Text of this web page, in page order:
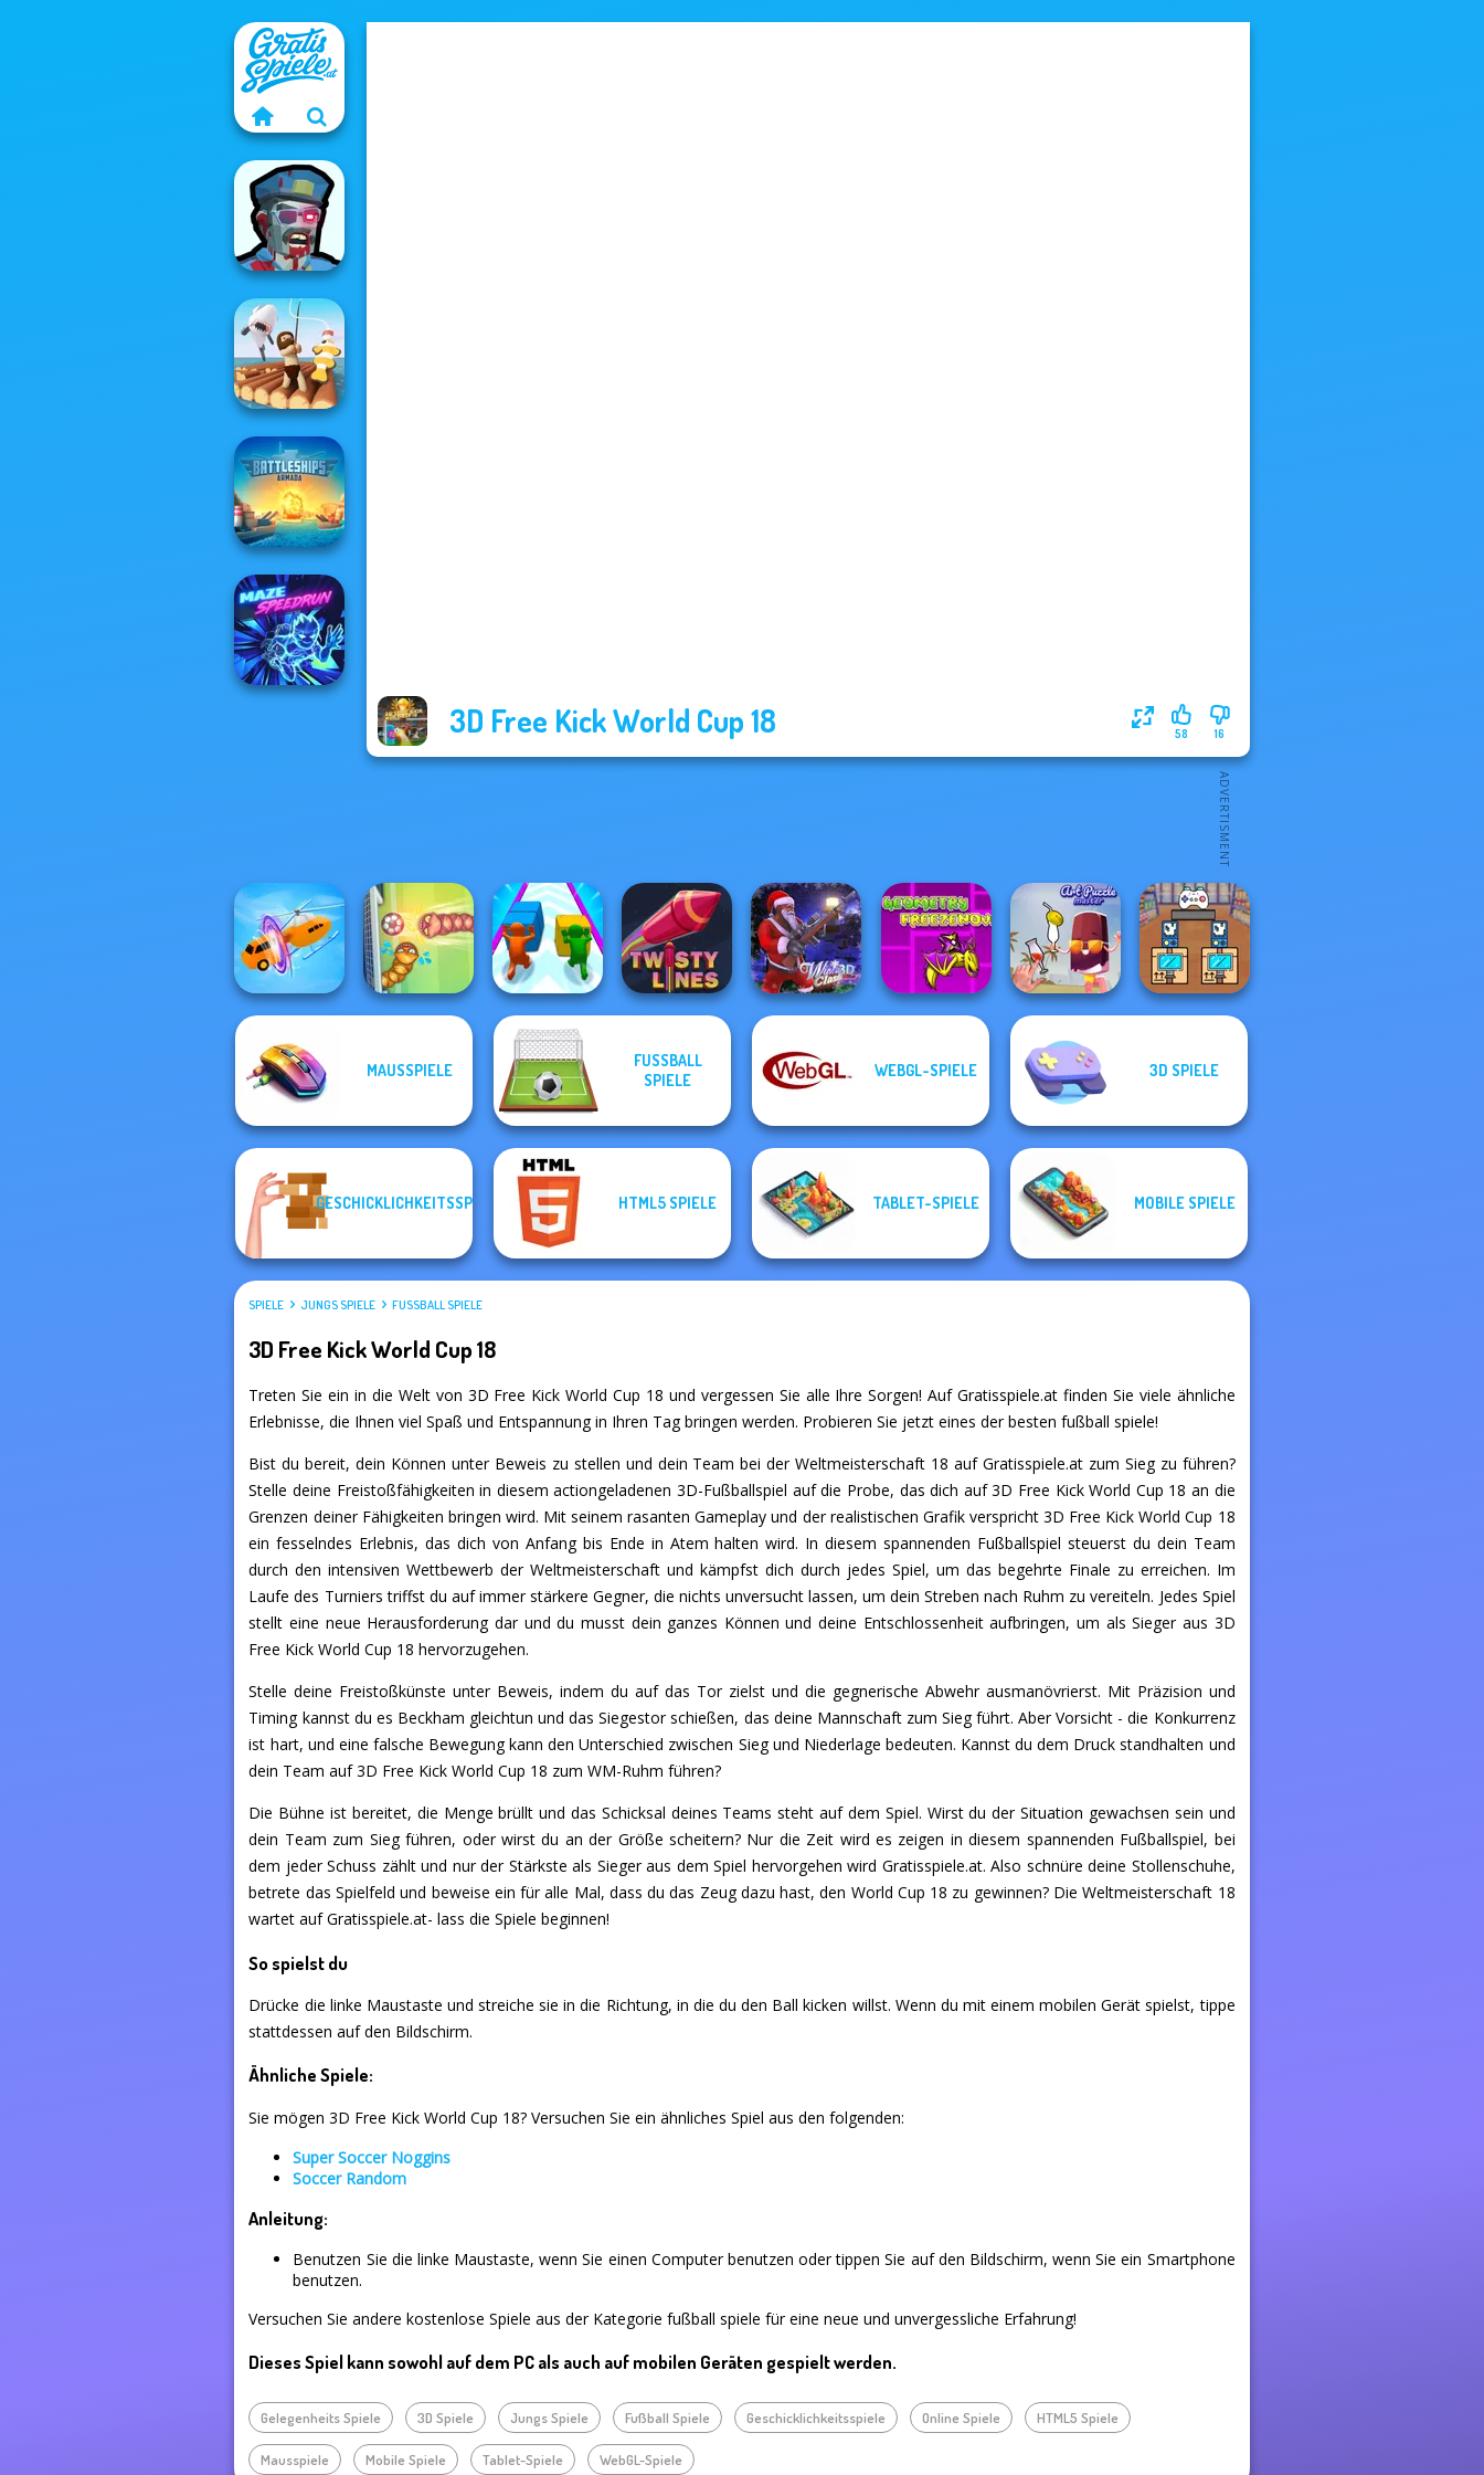
3D Free Kick World Cup 18 16
58
Zombies
Shooter
Raft Life
Battleships
Armada
Shape-shifting Push The Colors Twisty Lines Winter Clash 3D
FreezeNova
Art Puzzle Master
Black Friday
MAUSSPIELE
FUSSBALL S
PIELE
WEBGL-SPIELE 3D SPIELE
GESCHICKLICHKEITSSPIELE HTML5 SPIELE TABLET-SPIELE MOBILE SPIELE
SPIELE JUNGS SPIELE FUSSBALL SPIELE
3D Free Kick World Cup 18
Treten Sie ein in die Welt von 3D Free Kick World Cup 18 und vergessen Sie alle Ihre Sorgen! Auf Gratisspiele.at finden Sie viele ähnliche
Erlebnisse, die Ihnen viel Spaß und Entspannung in Ihren Tag bringen werden. Probieren Sie jetzt eines der besten fußball spiele!
Bist du bereit, dein Können unter Beweis zu stellen und dein Team bei der Weltmeisterschaft 18 auf Gratisspiele.at zum Sieg zu führen?
Stelle deine Freistoßfähigkeiten in diesem actiongeladenen 3D-Fußballspiel auf die Probe, das dich auf 3D Free Kick World Cup 18 an die
Grenzen deiner Fähigkeiten bringen wird. Mit seinem rasanten Gameplay und der realistischen Grafik verspricht 3D Free Kick World Cup 18
ein fesselndes Erlebnis, das dich von Anfang bis Ende in Atem halten wird. In diesem spannenden Fußballspiel steuerst du dein Team
durch den intensiven Wettbewerb der Weltmeisterschaft und kämpfst dich durch jedes Spiel, um das begehrte Finale zu erreichen. Im
Laufe des Turniers triffst du auf immer stärkere Gegner, die nichts unversucht lassen, um dein Streben nach Ruhm zu vereiteln. Jedes Spiel
stellt eine neue Herausforderung dar und du musst dein ganzes Können und deine Entschlossenheit aufbringen, um als Sieger aus 3D
Free Kick World Cup 18 hervorzugehen.
Stelle deine Freistoßkünste unter Beweis, indem du auf das Tor zielst und die gegnerische Abwehr ausmanövrierst. Mit Präzision und
Timing kannst du es Beckham gleichtun und das Siegestor schießen, das deine Mannschaft zum Sieg führt. Aber Vorsicht - die Konkurrenz
ist hart, und eine falsche Bewegung kann den Unterschied zwischen Sieg und Niederlage bedeuten. Kannst du dem Druck standhalten und
dein Team auf 3D Free Kick World Cup 18 zum WM-Ruhm führen?
Die Bühne ist bereitet, die Menge brüllt und das Schicksal deines Teams steht auf dem Spiel. Wirst du der Situation gewachsen sein und
dein Team zum Sieg führen, oder wirst du an der Größe scheitern? Nur die Zeit wird es zeigen in diesem spannenden Fußballspiel, bei
dem jeder Schuss zählt und nur der Stärkste als Sieger aus dem Spiel hervorgehen wird Gratisspiele.at. Also schnüre deine Stollenschuhe,
betrete das Spielfeld und beweise ein für alle Mal, dass du das Zeug dazu hast, den World Cup 18 zu gewinnen? Die Weltmeisterschaft 18
wartet auf Gratisspiele.at- lass die Spiele beginnen!
So spielst du
Drücke die linke Maustaste und streiche sie in die Richtung, in die du den Ball kicken willst. Wenn du mit einem mobilen Gerät spielst, tippe
stattdessen auf den Bildschirm.
Ähnliche Spiele:
Sie mögen 3D Free Kick World Cup 18? Versuchen Sie ein ähnliches Spiel aus den folgenden:
Super Soccer Noggins
Soccer Random
Anleitung:
Benutzen Sie die linke Maustaste, wenn Sie einen Computer benutzen oder tippen Sie auf den Bildschirm, wenn Sie ein Smartphone
benutzen.
Versuchen Sie andere kostenlose Spiele aus der Kategorie fußball spiele für eine neue und unvergessliche Erfahrung!
Dieses Spiel kann sowohl auf dem PC als auch auf mobilen Geräten gespielt werden.
Gelegenheits Spiele 3D Spiele Jungs Spiele Fußball Spiele Geschicklichkeitsspiele Online Spiele HTML5 Spiele
Mausspiele Mobile Spiele Tablet-Spiele WebGL-Spiele